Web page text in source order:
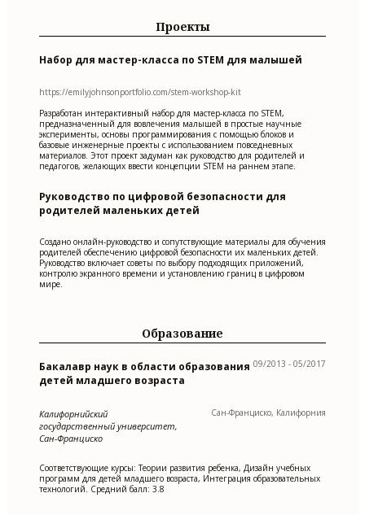
Проекты
Набор для мастер-класса по STEM для малышей
https://emilyjohnsonportfolio.com/stem-workshop-kit
Разработан интерактивный набор для мастер-класса по STEM,
предназначенный для вовлечения малышей в простые научные
эксперименты, основы программирования с помощью блоков и
базовые инженерные проекты с использованием повседневных
материалов. Этот проект задуман как руководство для родителей и
педагогов, желающих ввести концепции STEM на раннем этапе.
Руководство по цифровой безопасности для
родителей маленьких детей
Создано онлайн-руководство и сопутствующие материалы для обучения
родителей обеспечению цифровой безопасности их маленьких детей.
Руководство включает советы по выбору подходящих приложений,
контролю экранного времени и установлению границ в цифровом
мире.
Образование
Бакалавр наук в области образования
детей младшего возраста
09/2013 - 05/2017
Калифорнийский
государственный университет,
Сан-Франциско
Сан-Франциско, Калифорния
Соответствующие курсы: Теории развития ребенка, Дизайн учебных
программ для детей младшего возраста, Интеграция образовательных
технологий. Средний балл: 3.8